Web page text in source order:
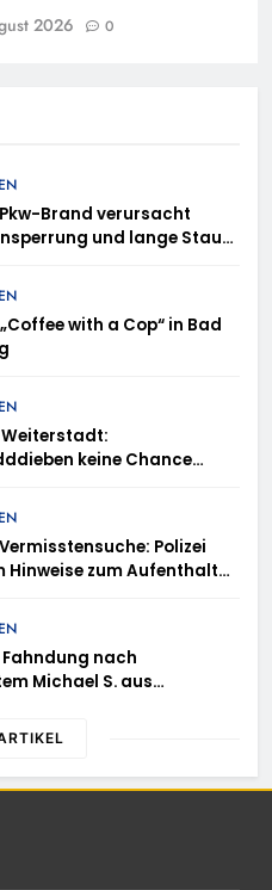
2026 0
Pkw-Brand verursacht
und lange Staus
„Coffee with a Cop“ in Bad
Weiterstadt:
keine Chance
erforderlich
Vermisstensuche: Polizei
Hinweise zum Aufenthalt
Fahndung nach
Michael S. aus